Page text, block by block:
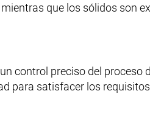
que los sólidos son
control preciso del proceso
para satisfacer los